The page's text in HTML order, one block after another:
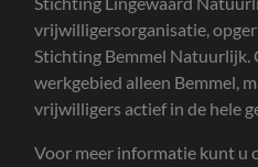
vrijwilligersorganisatie,
Stichting Bemmel Natuurlijk.
werkgebied alleen Bemmel,
vrijwilligers actief in de hele
Voor meer informatie kunt u